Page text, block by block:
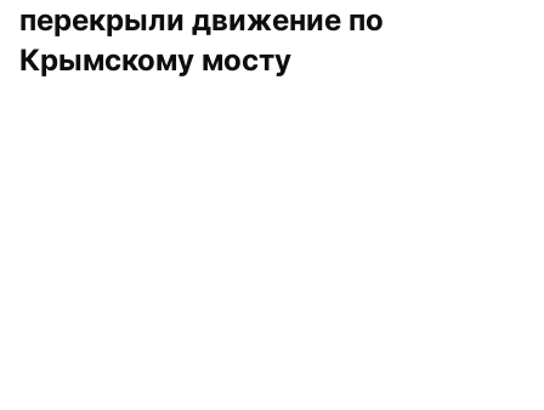
перекрыли движение по
Крымскому мосту